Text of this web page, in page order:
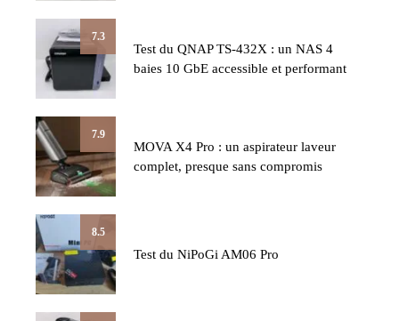
7.3
Test du QNAP TS-432X : un NAS 4
baies 10 GbE accessible et performant
7.9
MOVA X4 Pro : un aspirateur laveur
complet, presque sans compromis
8.5
Test du NiPoGi AM06 Pro